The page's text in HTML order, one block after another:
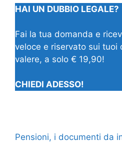
HAI UN DUBBIO LEGALE?
Fai la tua domanda e
veloce e riservato sui tuoi
valere, a solo € 19,90!
CHIEDI ADESSO!
Pensioni, i documenti da